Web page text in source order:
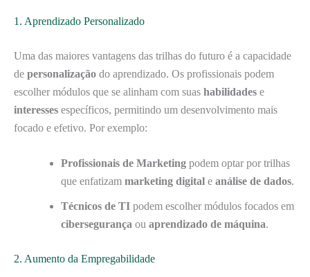
1. Aprendizado Personalizado
Uma das maiores vantagens das trilhas do futuro é a capacidade
de personalização do aprendizado. Os profissionais podem
escolher módulos que se alinham com suas habilidades e
interesses específicos, permitindo um desenvolvimento mais
focado e efetivo. Por exemplo:
Profissionais de Marketing podem optar por trilhas
que enfatizam marketing digital e análise de dados.
Técnicos de TI podem escolher módulos focados em
cibersegurança ou aprendizado de máquina.
2. Aumento da Empregabilidade